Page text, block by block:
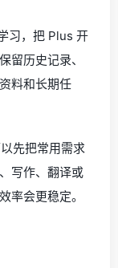
习，把 Plus 开
留历史记录、
料和长期任
先把常用需求
写作、翻译或
率会更稳定。